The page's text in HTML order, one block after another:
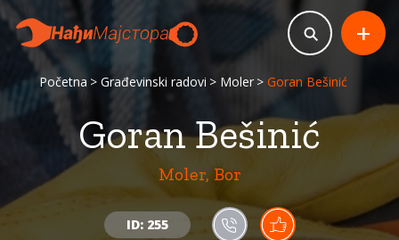
Početna Građevinski radovi Moler Goran Bešinić
Goran Bešinić
Moler, Bor
ID: 255
+